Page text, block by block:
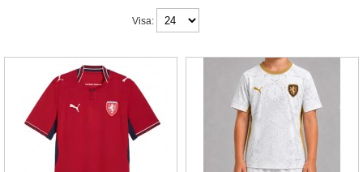
Visa: